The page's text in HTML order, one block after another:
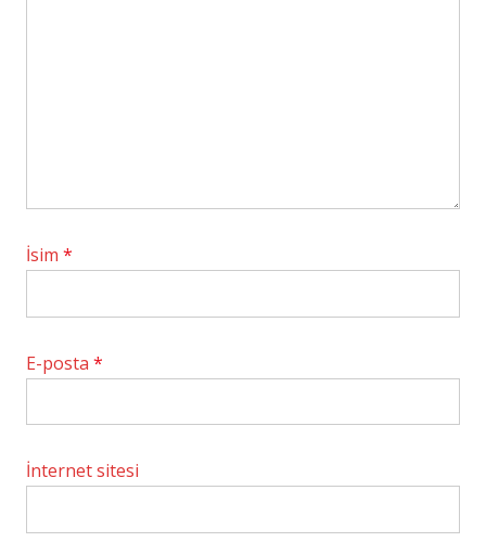
İsim *
E-posta *
İnternet sitesi